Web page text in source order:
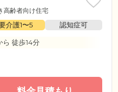
高齢者向け住宅
介護1〜5
認知症可
ら 徒歩14分